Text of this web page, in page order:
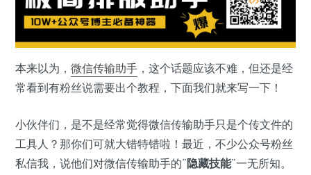
本来以为， 微信传输助手 ，这个话题应该不难，但还是经
常看到有粉丝说需要出个教程，下面我们就来写一下！
小伙伴们，是不是经常觉得微信传输助手只是个传文件的
工具人？那你们可就大错特错啦！最近，不少公众号粉丝
私信我，说他们对微信传输助手的“隐藏技能”一无所知。